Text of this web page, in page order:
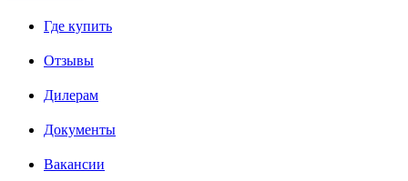
Где купить
Отзывы
Дилерам
Документы
Вакансии